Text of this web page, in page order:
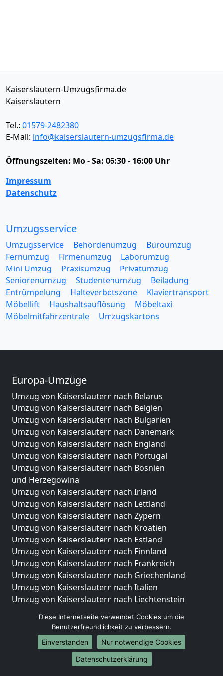
Kaiserslautern-Umzugsfirma.de
Kaiserslautern
Tel.: 01579-2482380
E-Mail: info@kaiserslautern-umzugsfirma.de
Öffnungszeiten: Mo - Sa: 06:30 - 16:00 Uhr
Impressum
Datenschutz
Umzugsservice
Umzugsservice Behördenumzug
Büroumzug
Fernumzug
Firmenumzug
Laborumzug
Mini Umzug
Praxisumzug
Privatumzug
Seniorenumzug
Studentenumzug
Beiladung
Entrümpelung
Halteverbotszone
Klaviertransport
Möbellift
Haushaltsauflösung
Möbeltaxi
Möbelmitfahrzentrale
Umzugskartons
Europa-Umzüge
Umzug von Kaiserslautern nach Belarus
Umzug von Kaiserslautern nach Belgien
Umzug von Kaiserslautern nach Bulgarien
Umzug von Kaiserslautern nach Dänemark
Umzug von Kaiserslautern nach England
Umzug von Kaiserslautern nach Portugal
Umzug von Kaiserslautern nach Bosnien
und Herzegowina
Umzug von Kaiserslautern nach Irland
Umzug von Kaiserslautern nach Lettland
Umzug von Kaiserslautern nach Zypern
Umzug von Kaiserslautern nach Kroatien
Umzug von Kaiserslautern nach Estland
Umzug von Kaiserslautern nach Finnland
Umzug von Kaiserslautern nach Frankreich
Umzug von Kaiserslautern nach Griechenland
Umzug von Kaiserslautern nach Italien
Umzug von Kaiserslautern nach Liechtenstein
Umzug von Kaiserslautern nach Niederlande
Umzug von Kaiserslautern nach Norwegen
Umzüge-Deutschlandweit
Diese Internetseite verwendet Cookies um die
Benutzerfreundlichkeit zu verbessern.
Einverstanden
Nur notwendige Cookies
Datenschutzerklärung